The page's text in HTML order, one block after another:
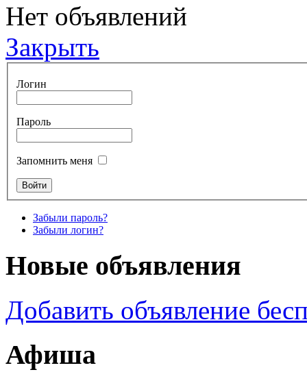
Нет объявлений
Закрыть
Логин
Пароль
Запомнить меня
Забыли пароль?
Забыли логин?
Новые объявления
Добавить объявление
Афиша